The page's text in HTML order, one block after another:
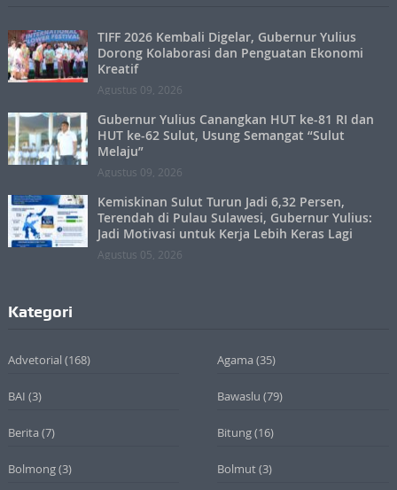
TIFF 2026 Kembali Digelar, Gubernur Yulius
Dorong Kolaborasi dan Penguatan Ekonomi
Kreatif
Agustus 09, 2026
Gubernur Yulius Canangkan HUT ke-81 RI dan
HUT ke-62 Sulut, Usung Semangat “Sulut
Melaju”
Agustus 09, 2026
Kemiskinan Sulut Turun Jadi 6,32 Persen,
Terendah di Pulau Sulawesi, Gubernur Yulius:
Jadi Motivasi untuk Kerja Lebih Keras Lagi
Agustus 05, 2026
Kategori
Advetorial (168) Agama (35)
BAI (3) Bawaslu (79)
Berita (7) Bitung(16)
Bolmong(3) Bolmut(3)